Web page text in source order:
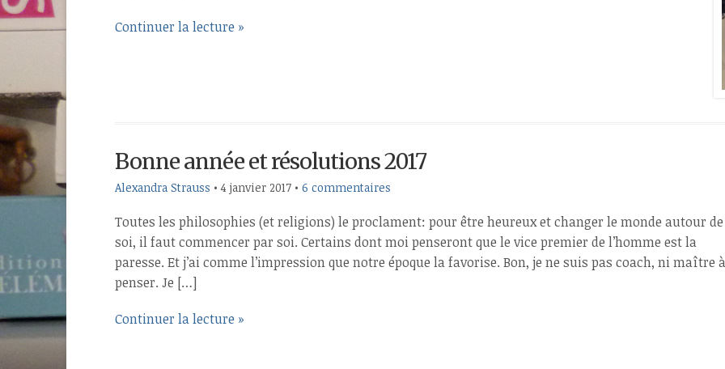
Continuer la lecture »
Bonne année et résolutions 2017
Alexandra Strauss •4 janvier 2017 • 6 commentaires
Toutes les philosophies (et religions) le proclament: pour être heureux et changer le monde autour de
soi, il faut commencer par soi. Certains dont moi penseront que le vice premier de l’homme est la
paresse. Et j’ai comme l’impression que notre époque la favorise. Bon, je ne suis pas coach, ni maître à
penser. Je […]
Continuer la lecture »